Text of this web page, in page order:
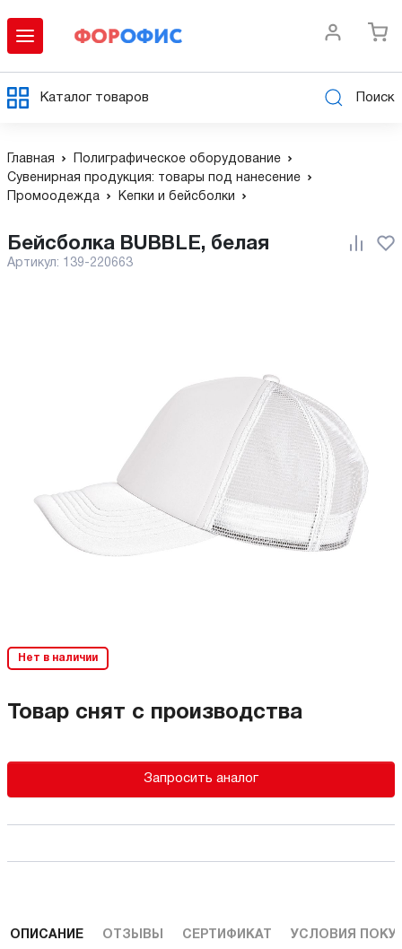
Каталог товаров Поиск
Главная
Полиграфическое оборудование
Сувенирная продукция: товары под нанесение
Промоодежда
Кепки и бейсболки
Бейсболка BUBBLE, белая
Артикул: 139-220663
Нет в наличии
Товар снят с производства
Запросить аналог
ОПИСАНИЕ ОТЗЫВЫ СЕРТИФИКАТ УСЛОВИЯ